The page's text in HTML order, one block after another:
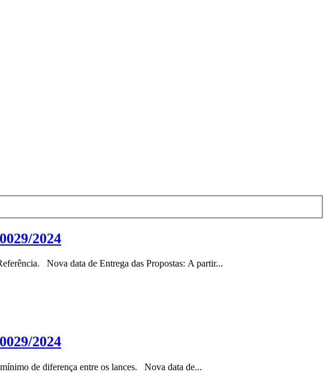
2024
Nova data de Entrega das Propostas: A partir...
2024
de diferença entre os lances. Nova data de...